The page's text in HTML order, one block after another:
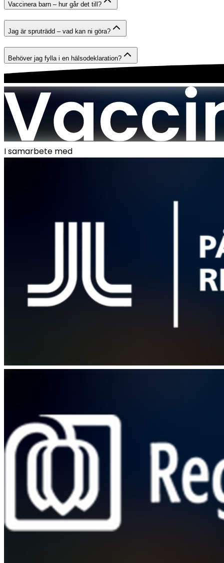
Vaccinera barn – hur går det till?
Jag är spruträdd – vad kan ni göra?
Behöver jag fylla i en hälsodeklaration?
I samarbete med